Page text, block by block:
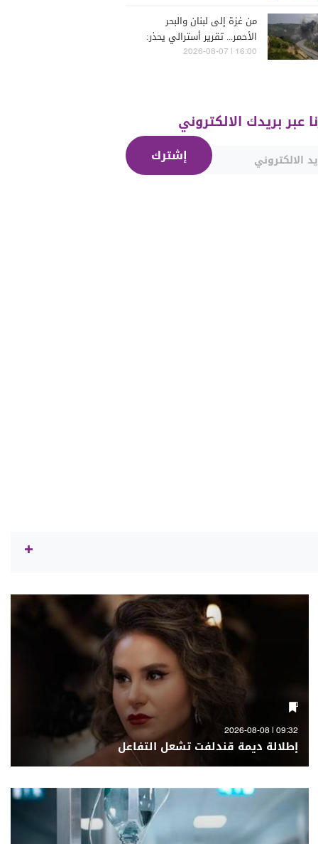
من غزة إلى لبنان والبحر
الأحمر... تقرير أسترالي يحذر:
الشرق الأوسط يدخل أخطر
16:00 | 2026-08-07
عبر بريدك الالكتروني
إشترك
09:32 | 2026-08-08
إطلالة ديمة قندلفت تشعل التفاعل